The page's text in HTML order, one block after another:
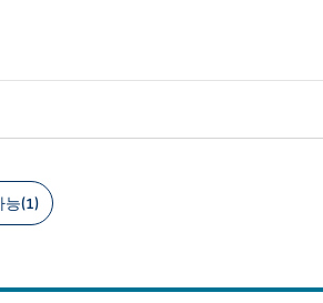
능(1)